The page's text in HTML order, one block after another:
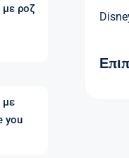
με ροζ
με
you